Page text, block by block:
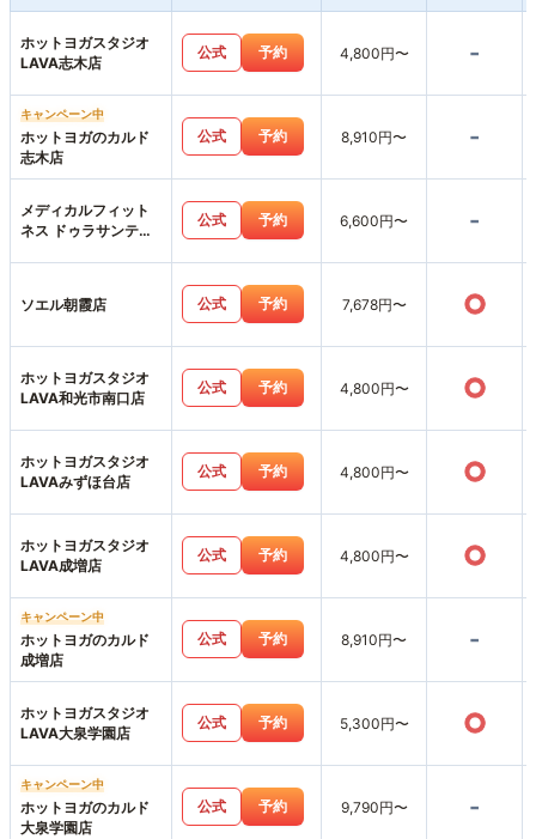
ホットヨガスタジオ
LAVA志木店
公式 予約 4,800円〜 -
キャンペーン中
ホットヨガのカルド
志木店
公式 予約 8,910円〜 -
メディカルフィット
ネス ドゥラサンテ本
公式 予約 6,600円〜 -
ソエル朝霞店 公式 予約 7,678円〜 ○
ホットヨガスタジオ
LAVA和光市南口店
公式 予約 4,800円〜 ○
ホットヨガスタジオ
LAVAみずほ台店
公式 予約 4,800円〜 ○
ホットヨガスタジオ
LAVA成増店
公式 予約 4,800円〜 ○
キャンペーン中
ホットヨガのカルド
成増店
公式 予約 8,910円〜 -
ホットヨガスタジオ
LAVA大泉学園店
公式 予約 5,300円〜 ○
キャンペーン中
ホットヨガのカルド
大泉学園店
公式 予約 9,790円〜 -